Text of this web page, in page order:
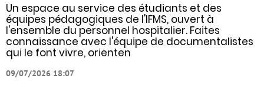
Un espace au service des étudiants et des
équipes pédagogiques de l'IFMS, ouvert à
l'ensemble du personnel hospitalier. Faites
connaissance avec l'équipe de documentalistes
qui le font vivre, orienten
09/07/2026 18:07